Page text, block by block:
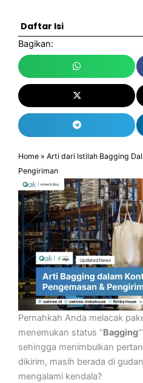
Daftar Isi
Bagikan:
Home » Arti dari Istilah Bagging
Pengiriman
Pernahkah Anda melacak
menemukan status “Bagging
sehingga menimbulkan
dikirim, masih berada di
mengalami kendala?